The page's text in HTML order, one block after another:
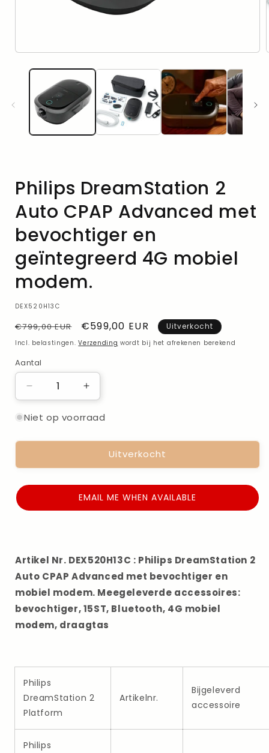
openen
Philips DreamStation 2
Auto CPAP Advanced met
bevochtiger en
geïntegreerd 4G mobiel
modem.
SKU:
DEX520H13C
Normale
prijs
€799,00 EUR Verkoopprijs
€599,00 EUR Uitverkocht
Incl. belastingen.Verzending wordt bij het afrekenen berekend
Aantal
Aantal
Verminder
de
hoeveelheid
Philips
2
geïntegreerd
4G
mobiel
modem.
Verhoog
de
hoeveelheid
Philips
DreamStation
2
CPAP
Advanced
geïntegreerd
4G
mobiel
modem.
Niet op voorraad
Uitverkocht
EMAIL ME WHEN AVAILABLE
Artikel Nr. DEX520H13C : Philips DreamStation 2
Auto CPAP Advanced met bevochtiger en
mobiel modem. Meegeleverde accessoires:
bevochtiger, 15ST, Bluetooth, 4G mobiel
modem, draagtas
Philips
DreamStation 2
Platform
Artikelnr.
Bijgeleverd
accessoire
Philips